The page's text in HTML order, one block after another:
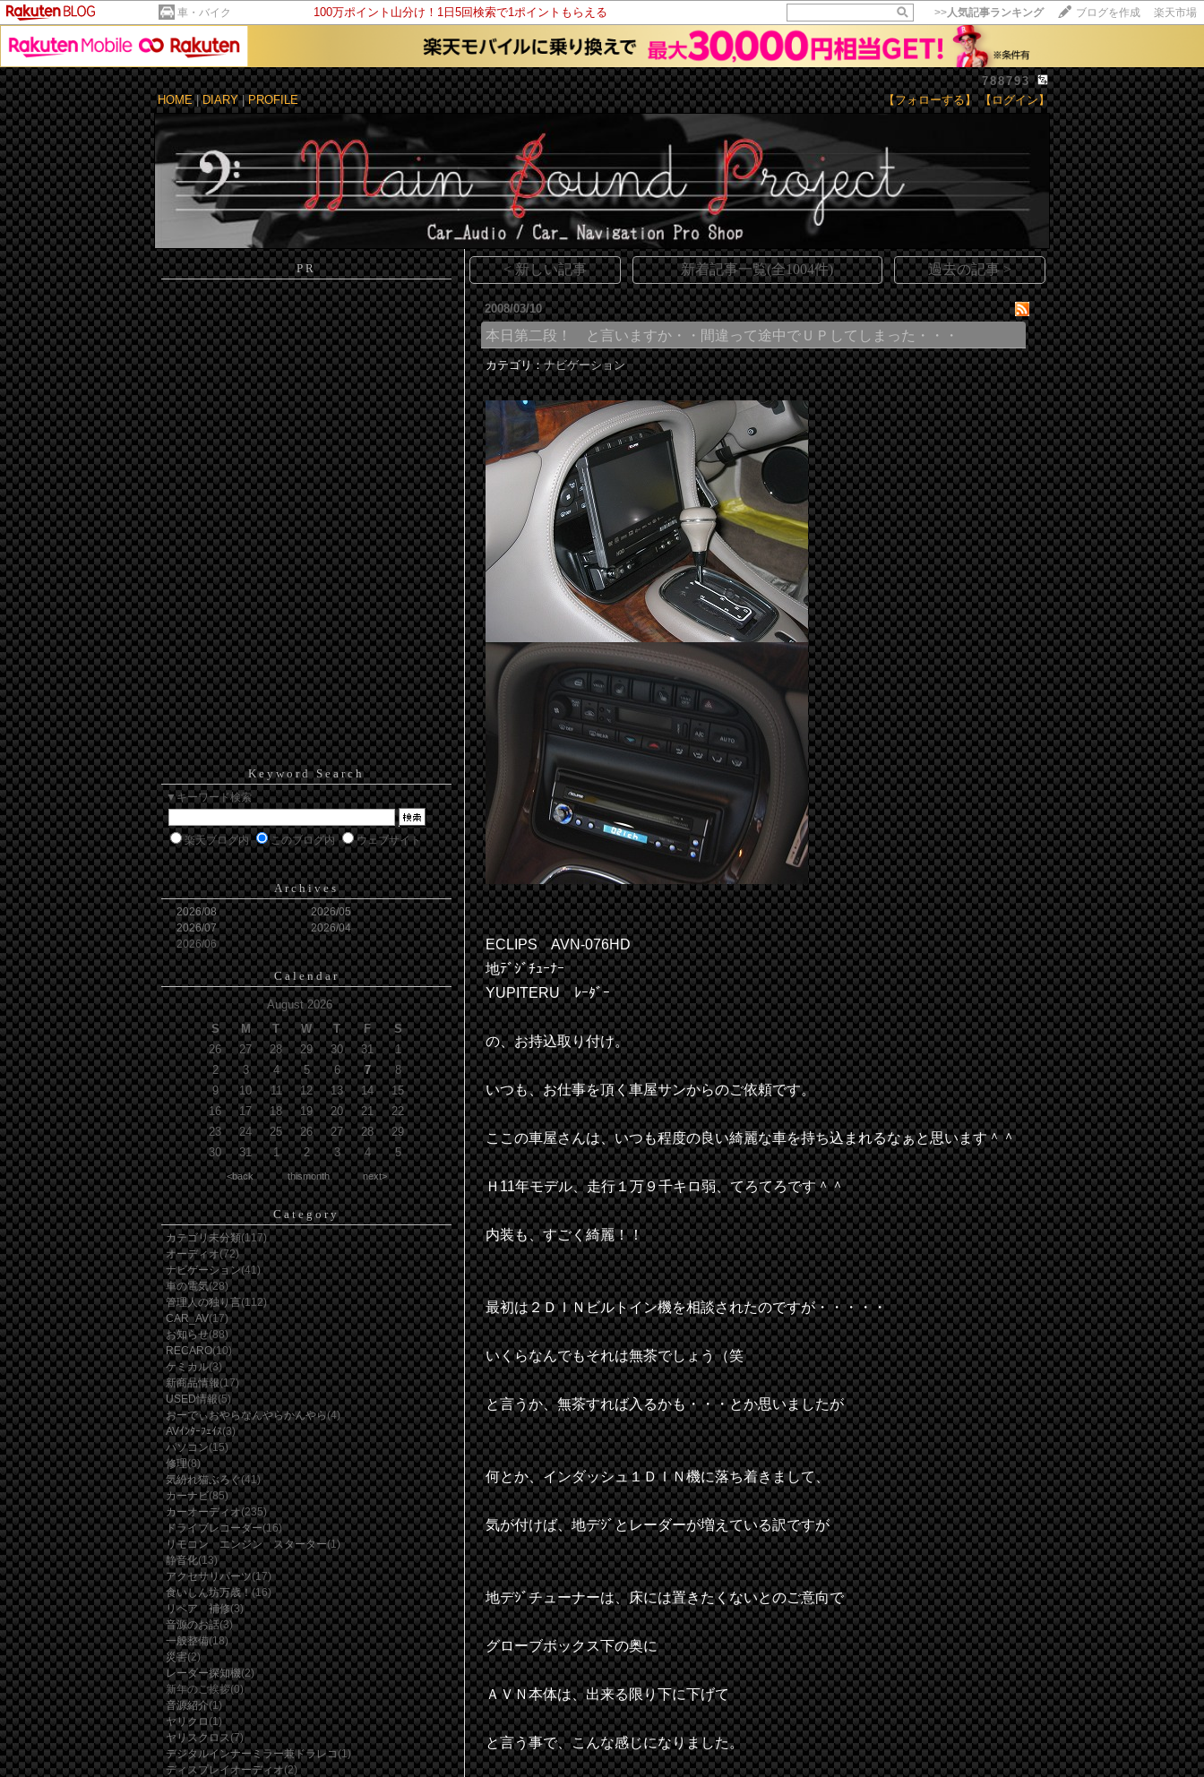
車・バイク 100万ポイント山分け！1日5回検索で1ポイントもらえる >>人気記事ランキング ブログを作成 楽天市場
788793
HOME|DIARY|PROFILE 【フォローする】 【ログイン】
【毎日開催】
15記事にいいね！で1ポイント
10秒滞在
いいね! --/--
PR
Keyword Search
▼キーワード検索
楽天ブログ内 このブログ内 ウェブサイト
Archives
2026/08
2026/07
2026/06
2026/05
2026/04
Calendar
August 2026
S
M T W T F
S
26
27 28 29 30 31
1
2
3 4 5 6 7
8
9
10 11 12 13 14
15
16
17 18 19 20 21
22
23
24 25 26 27 28
29
30
31 1 2 3 4 5
<back thismonth next>
Category
カテゴリ未分類(117)
オーディオ(72)
ナビゲーション(41)
車の電気(28)
管理人の独り言(112)
CAR_AV(17)
お知らせ(88)
RECARO(10)
ケミカル(3)
新商品情報(17)
USED情報(5)
おーでぃおやらなんやらかんやら(4)
AVｲﾝﾀｰﾌｪｲｽ(3)
パソコン(15)
修理(8)
気紛れ猫ぶろぐ(41)
カーナビ(85)
カーオーディオ(235)
ドライブレコーダー(16)
リモコン エンジン スターター(1)
静音化(13)
アクセサリパーツ(17)
食いしん坊万歳！(16)
リペア 補修(3)
音源のお話(3)
一般整備(18)
災害(2)
レーダー探知機(2)
新年のご挨拶(0)
音源紹介(1)
ヤリクロ(1)
ヤリスクロス(7)
デジタルインナーミラー兼ドラレコ(1)
ディスプレイオーディオ(2)
< 新しい記事 新着記事一覧(全1004件) 過去の記事 >
2008/03/10
本日第二段！ と言いますか・・間違って途中でＵＰしてしまった・・・
カテゴリ：ナビゲーション
ECLIPS AVN-076HD
地ﾃﾞｼﾞﾁｭｰﾅｰ
YUPITERU ﾚｰﾀﾞｰ
の、お持込取り付け。
いつも、お仕事を頂く車屋サンからのご依頼です。
ここの車屋さんは、いつも程度の良い綺麗な車を持ち込まれるなぁと思います＾＾
Ｈ11年モデル、走行１万９千キロ弱、てろてろです＾＾
内装も、すごく綺麗！！
最初は２ＤＩＮビルトイン機を相談されたのですが・・・・・
いくらなんでもそれは無茶でしょう（笑
と言うか、無茶すれば入るかも・・・とか思いましたが
何とか、インダッシュ１ＤＩＮ機に落ち着きまして、
気が付けば、地デｼﾞとレーダーが増えている訳ですが
地デｼﾞチューナーは、床には置きたくないとのご意向で
グローブボックス下の奥に
ＡＶＮ本体は、出来る限り下に下げて
と言う事で、こんな感じになりました。